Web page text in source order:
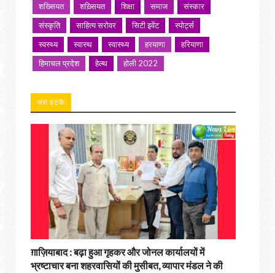
शख्सियत
शख़्सियत शिक्षा समाज
संस्कार
संस्कृति
साहित्य सरोवर सिटी इवेंट
स्पोर्ट्स
स्वस्थ्य
स्वास्थ स्वास्थ्य हरयाणा
हरियाणा
हिमाचल प्रदेश
हेल्थ होली 2022
जरा हटके
ग़ाज़ियाबाद : बढ़ा हुआ गृहकर और जोनल कार्यालयों में
भ्रष्टाचार बना शहरवासियों की मुसीबत, व्यापार मंडल ने की